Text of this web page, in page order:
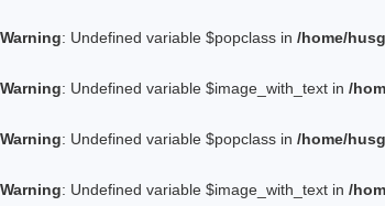
Warning: Undefined variable $popclass in /home/
Warning: Undefined variable $image_with_text in /
Warning: Undefined variable $popclass in /home/
Warning: Undefined variable $image_with_text in /